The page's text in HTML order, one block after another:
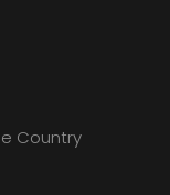
Country